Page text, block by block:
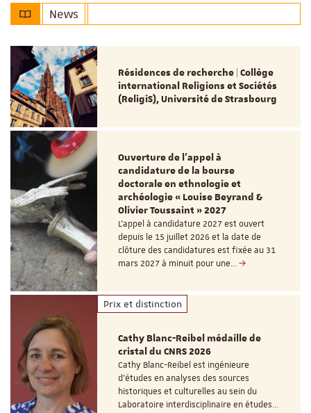
News
Résidences de recherche | Collège
international Religions et Sociétés
(ReligiS), Université de Strasbourg
Ouverture de l'appel à
candidature de la bourse
doctorale en ethnologie et
archéologie « Louise Beyrand &
Olivier Toussaint » 2027
L’appel à candidature 2027 est ouvert
depuis le 15 juillet 2026 et la date de
clôture des candidatures est fixée au 31
mars 2027 à minuit pour une…
Prix et distinction
Cathy Blanc-Reibel médaille de
cristal du CNRS 2026
Cathy Blanc-Reibel est ingénieure
d’études en analyses des sources
historiques et culturelles au sein du
Laboratoire interdisciplinaire en études…